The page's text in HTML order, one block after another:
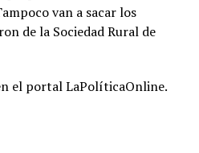
van a sacar los
de la Sociedad Rural de
el portal LaPolíticaOnline.